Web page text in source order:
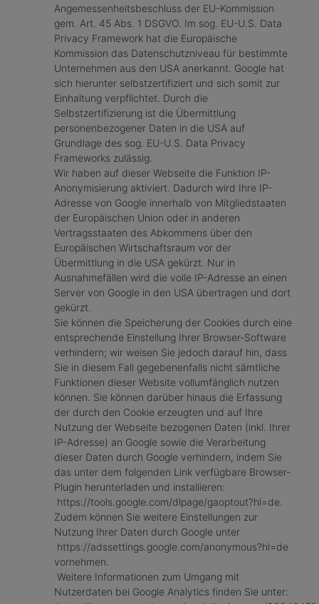
Angemessenheitsbeschluss der EU-Kommission
gem. Art. 45 Abs. 1 DSGVO. Im sog. EU-U.S. Data
Privacy Framework hat die Europäische
Kommission das Datenschutzniveau für bestimmte
Unternehmen aus den USA anerkannt. Google hat
sich hierunter selbstzertifiziert und sich somit zur
Einhaltung verpflichtet. Durch die
Selbstzertifizierung ist die Übermittlung
personenbezogener Daten in die USA auf
Grundlage des sog. EU-U.S. Data Privacy
Frameworks zulässig.
Wir haben auf dieser Webseite die Funktion IP-
Anonymisierung aktiviert. Dadurch wird Ihre IP-
Adresse von Google innerhalb von Mitgliedstaaten
der Europäischen Union oder in anderen
Vertragsstaaten des Abkommens über den
Europäischen Wirtschaftsraum vor der
Übermittlung in die USA gekürzt. Nur in
Ausnahmefällen wird die volle IP-Adresse an einen
Server von Google in den USA übertragen und dort
gekürzt.
Sie können die Speicherung der Cookies durch eine
entsprechende Einstellung Ihrer Browser-Software
verhindern; wir weisen Sie jedoch darauf hin, dass
Sie in diesem Fall gegebenenfalls nicht sämtliche
Funktionen dieser Website vollumfänglich nutzen
können. Sie können darüber hinaus die Erfassung
der durch den Cookie erzeugten und auf Ihre
Nutzung der Webseite bezogenen Daten (inkl. Ihrer
IP-Adresse) an Google sowie die Verarbeitung
dieser Daten durch Google verhindern, indem Sie
das unter dem folgenden Link verfügbare Browser-
Plugin herunterladen und installieren:
https://tools.google.com/dlpage/gaoptout?hl=de.
Zudem können Sie weitere Einstellungen zur
Nutzung Ihrer Daten durch Google unter
https://adssettings.google.com/anonymous?hl=de
vornehmen.
Weitere Informationen zum Umgang mit
Nutzerdaten bei Google Analytics finden Sie unter: